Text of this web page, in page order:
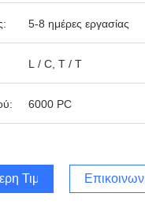
5-8 ημέρες εργασίας
L / C, T / T
6000 PC
Τιμή